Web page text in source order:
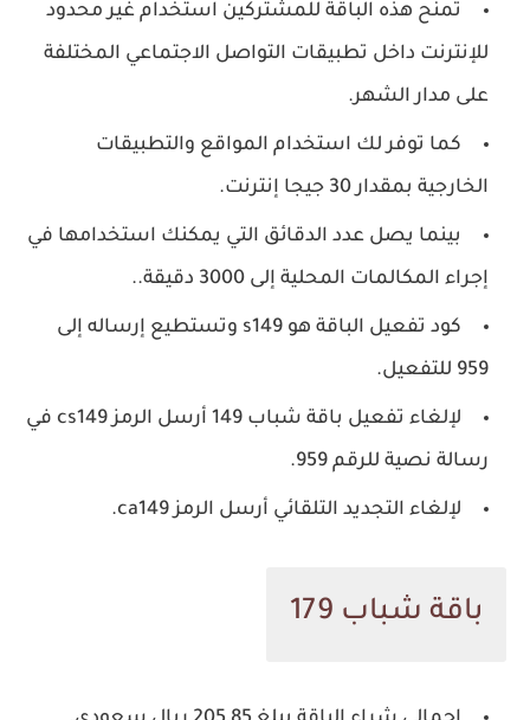
تمنح هذه الباقة للمشتركين استخدام غير محدود
للإنترنت داخل تطبيقات التواصل الاجتماعي المختلفة
على مدار الشهر.
كما توفر لك استخدام المواقع والتطبيقات
الخارجية بمقدار 30 جيجا إنترنت.
بينما يصل عدد الدقائق التي يمكنك استخدامها في
إجراء المكالمات المحلية إلى 3000 دقيقة..
كود تفعيل الباقة هو s149 وتستطيع إرساله إلى
959 للتفعيل.
لإلغاء تفعيل باقة شباب 149 أرسل الرمز cs149 في
رسالة نصية للرقم 959.
لإلغاء التجديد التلقائي أرسل الرمز ca149.
باقة شباب 179